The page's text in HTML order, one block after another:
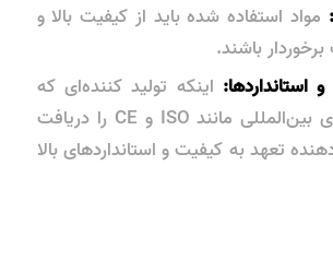
مواد استفاده شده باید از کیفیت بالا و
باشند.
استانداردها: اینکه تولید کننده‌ای که
گواهینامه‌های بین‌المللی مانند ISO و CE را دریافت
تعهد به کیفیت و استانداردهای بالا